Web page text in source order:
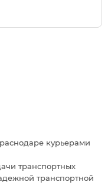
курьерами
транспортных
транспортной